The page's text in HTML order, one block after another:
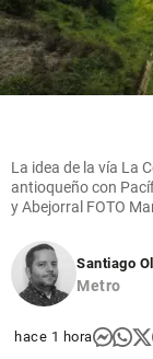
La idea de la vía La
antioqueño con
y Abejorral FOTO
Santiago
Metro
hace 1 hora